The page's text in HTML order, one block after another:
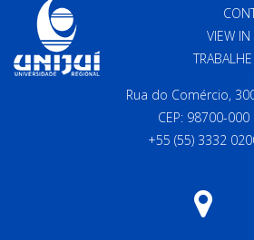
VIEW
Rua do Comércio,
CEP: 98700-000
+55 (55) 3332